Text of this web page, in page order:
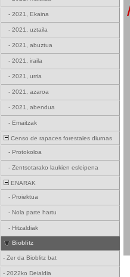
- 2021, Ekaina
- 2021, uztaila
- 2021, abuztua
- 2021, iraila
- 2021, urria
- 2021, azaroa
- 2021, abendua
- Emaitzak
Censo de rapaces forestales diurnas
- Protokoloa
- Zentsotarako laukien esleipena
ENARAK
- Proiektua
- Nola parte hartu
- Hitzaldiak
Bioblitz
- Zer da Bioblitz bat
- 2022ko Deialdia